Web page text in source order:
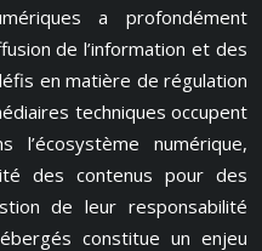
a profondément
de l’information et des
en matière de régulation
techniques occupent
l’écosystème numérique,
des contenus pour des
de leur responsabilité
constitue un enjeu